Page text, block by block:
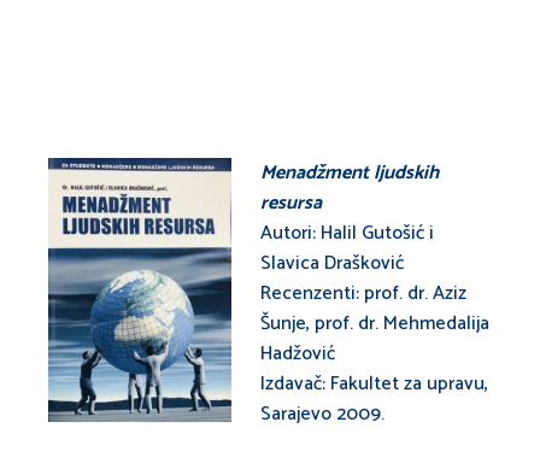
Menadžment ljudskih
resursa
Autori: Halil Gutošić i
Slavica Drašković
Recenzenti: prof. dr. Aziz
Šunje, prof. dr. Mehmedalija
Hadžović
Izdavač: Fakultet za upravu,
Sarajevo 2009.